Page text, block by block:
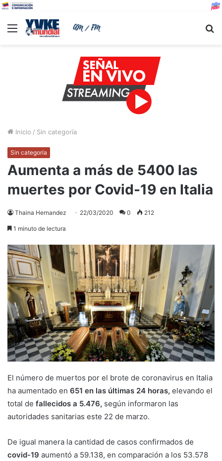
Menu
Inicio / Sin categoría
Sin categoría
Aumenta a más de 5400 las
muertes por Covid-19 en Italia
Thaina Hernandez 22/03/2020 0 212
1 minuto de lectura
El número de muertos por el brote de coronavirus en Italia
ha aumentado en 651 en las últimas 24 horas, elevando el
total de fallecidos a 5.476, según informaron las
autoridades sanitarias este 22 de marzo.
De igual manera la cantidad de casos confirmados de
covid-19 aumentó a 59.138, en comparación a los 53.578